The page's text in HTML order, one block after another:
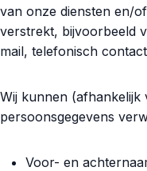
van onze diensten en/
verstrekt, bijvoorbeeld
mail, telefonisch
Wij kunnen (afhankelijk
persoonsgegevens
Voor- en